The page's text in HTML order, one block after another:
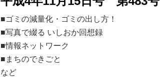
■ゴミの減量化・ゴミの出し方！
■写真で綴る いしおか回想録
■情報ネットワーク
■まちのできごと
など